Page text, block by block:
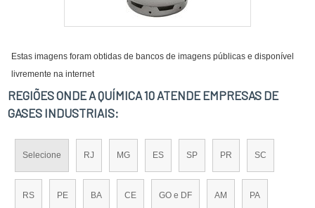
Estas imagens foram obtidas de bancos de imagens públicas e disponível
livremente na internet
REGIÕES ONDE A QUÍMICA 10 ATENDE EMPRESAS DE
GASES INDUSTRIAIS:
Selecione RJ MG ES SP PR SC
RS PE BA CE GO e DF AM PA